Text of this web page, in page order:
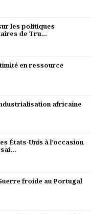
les politiques
de Tru...
en ressource
africaine
États-Unis à l’occasion
froide au Portugal